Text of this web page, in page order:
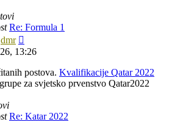
Re: Formula 1
dmr
post
13:26
Kvalifikacije Qatar 2022
za svjetsko prvenstvo Qatar2022
Re: Katar 2022